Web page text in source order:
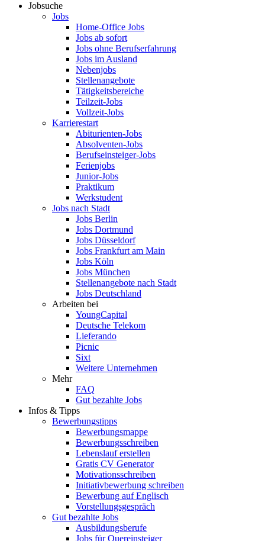
Jobsuche
Jobs
Home-Office Jobs
Jobs ab sofort
Jobs ohne Berufserfahrung
Jobs im Ausland
Nebenjobs
Stellenangebote
Tätigkeitsbereiche
Teilzeit-Jobs
Vollzeit-Jobs
Karrierestart
Abiturienten-Jobs
Absolventen-Jobs
Berufseinsteiger-Jobs
Ferienjobs
Junior-Jobs
Praktikum
Werkstudent
Jobs nach Stadt
Jobs Berlin
Jobs Dortmund
Jobs Düsseldorf
Jobs Frankfurt am Main
Jobs Köln
Jobs München
Stellenangebote nach Stadt
Jobs Deutschland
Arbeiten bei
YoungCapital
Deutsche Telekom
Lieferando
Picnic
Sixt
Weitere Unternehmen
Mehr
FAQ
Gut bezahlte Jobs
Infos & Tipps
Bewerbungstipps
Bewerbungsmappe
Bewerbungsschreiben
Lebenslauf erstellen
Gratis CV Generator
Motivationsschreiben
Initiativbewerbung schreiben
Bewerbung auf Englisch
Vorstellungsgespräch
Gut bezahlte Jobs
Ausbildungsberufe
Jobs für Quereinsteiger